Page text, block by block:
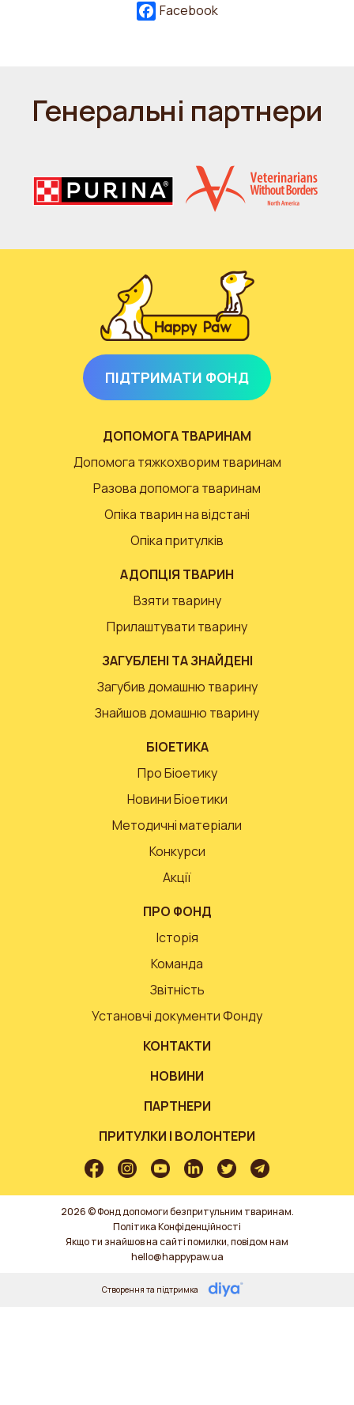
Facebook
Генеральні партнери
ПІДТРИМАТИ ФОНД
ДОПОМОГА ТВАРИНАМ
Допомога тяжкохворим тваринам
Разова допомога тваринам
Опіка тварин на відстані
Опіка притулків
АДОПЦІЯ ТВАРИН
Взяти тварину
Прилаштувати тварину
ЗАГУБЛЕНІ ТА ЗНАЙДЕНІ
Загубив домашню тварину
Знайшов домашню тварину
БІОЕТИКА
Про Біоетику
Новини Біоетики
Методичні матеріали
Конкурси
Акції
ПРО ФОНД
Історія
Команда
Звітність
Установчі документи Фонду
КОНТАКТИ
НОВИНИ
ПАРТНЕРИ
ПРИТУЛКИ І ВОЛОНТЕРИ
2026 © Фонд допомоги безпритульним тваринам.
Політика Конфіденційності
Якщо ти знайшов на сайті помилки, повідом нам
hello@happypaw.ua
Створення та підтримка